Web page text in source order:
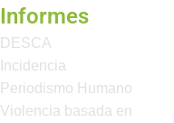
Informes
DESCA
Incidencia
Periodismo Humano
Violencia basada en